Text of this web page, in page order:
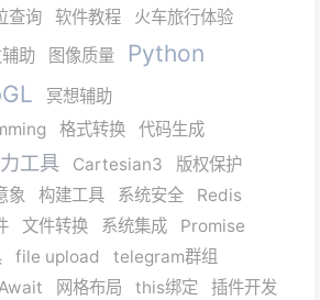
查询 软件教程 火车旅行体验
助 图像质量 Python
冥想辅助
格式转换
代码生成
工具 Cartesian3
版权保护
象 构建工具 系统安全
Redis
文件转换 系统集成
Promise
file upload
telegram群组
网格布局 this绑定
插件开发